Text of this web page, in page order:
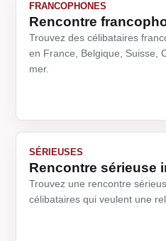
FRANCOPHONES
Rencontre
Trouvez des célibataires
en France, Belgique, Suisse,
mer.
SÉRIEUSES
Rencontre sérieuse
Trouvez une rencontre
célibataires qui veulent une